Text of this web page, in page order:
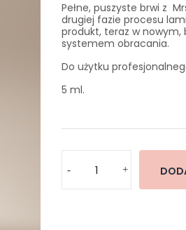
Pełne, puszyste brwi z
drugiej fazie procesu
produkt, teraz w nowym,
systemem obracania.
Do użytku
5 ml.